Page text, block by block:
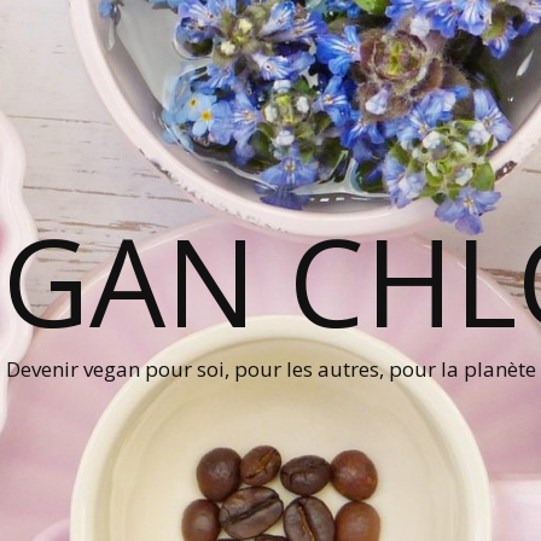
Devenir vegan pour soi, pour les autres, pour la planète